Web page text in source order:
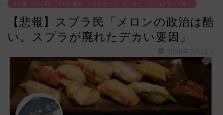
その他（立ち回り・すりみ連合・シオカラーズ・ロッカー・バンカラマッチ等）
【悲報】スプラ民「メロンの政治は酷
い。スプラが廃れたデカい要因」